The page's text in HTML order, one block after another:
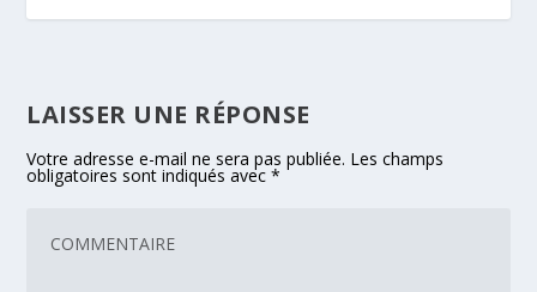
LAISSER UNE RÉPONSE
Votre adresse e-mail ne sera pas publiée. Les champs
obligatoires sont indiqués avec*